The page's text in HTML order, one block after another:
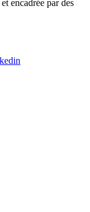
encadrée par des